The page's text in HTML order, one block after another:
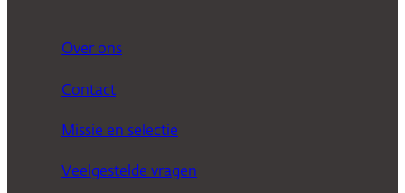
Over ons
Contact
Missie en selectie
Veelgestelde vragen